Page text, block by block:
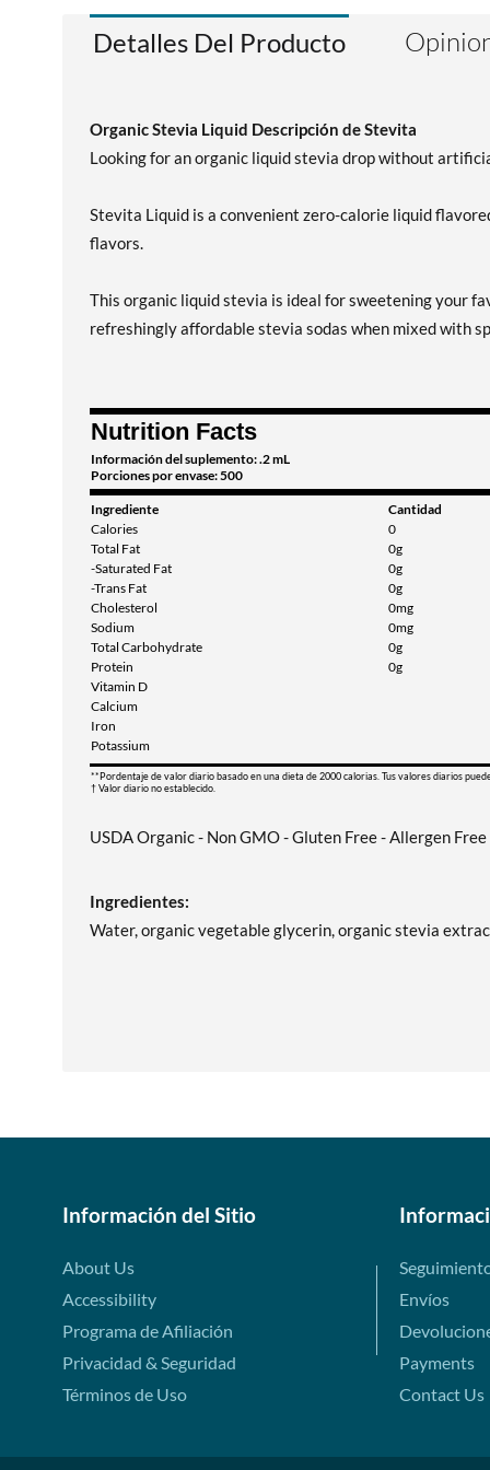
Detalles Del Producto
Organic Stevia Liquid Descripción de Stevita
Looking for an organic liquid stevia drop without
Stevita Liquid is a convenient zero-calorie liquid
flavors.
This organic liquid stevia is ideal for sweetening your
refreshingly affordable stevia sodas when mixed with
Nutrition Facts
Información del suplemento: .2 mL
Porciones por envase: 500
Ingrediente
Cantidad
Calories
0
Total Fat
0g
-Saturated Fat
0g
-Trans Fat
0g
Cholesterol
0mg
Sodium
0mg
Total Carbohydrate
0g
Protein
0g
Vitamin D
Calcium
Iron
Potassium
**Pordentaje de valor diario basado en una dieta de 2000 calorias. Tus valores diarios
† Valor diario no establecido.
USDA Organic - Non GMO - Gluten Free - Allergen
Ingredientes:
Water, organic vegetable glycerin, organic stevia
Información del Sitio
About Us
Accessibility
Programa de Afiliación
Privacidad & Seguridad
Términos de Uso
Envíos
Payments
Contact Us